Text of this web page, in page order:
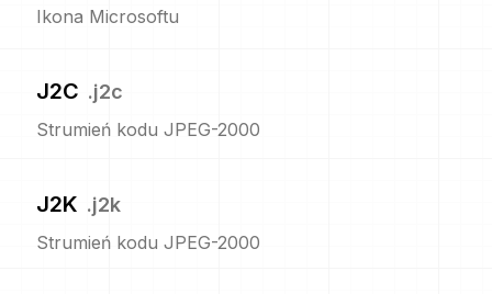
Ikona Microsoftu
J2C .j2c
Strumień kodu JPEG-2000
J2K .j2k
Strumień kodu JPEG-2000